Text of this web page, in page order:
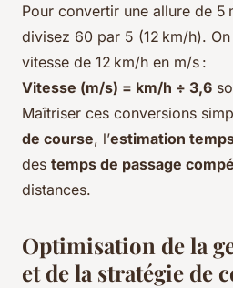
Pour convertir une allure de 5
divisez 60 par 5 (12 km/h).
vitesse de 12 km/h en m/s :
Vitesse (m/s) = km/h ÷ 3,6
Maîtriser ces conversions
de course, l’estimation
des temps de passage
distances.
Optimisation de la
et de la stratégie de